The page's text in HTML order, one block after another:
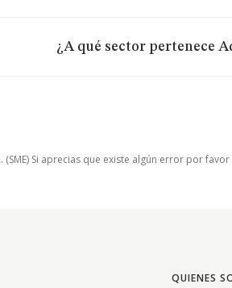
¿A qué sector pertenece
Si aprecias que existe algún error por
QUIENES